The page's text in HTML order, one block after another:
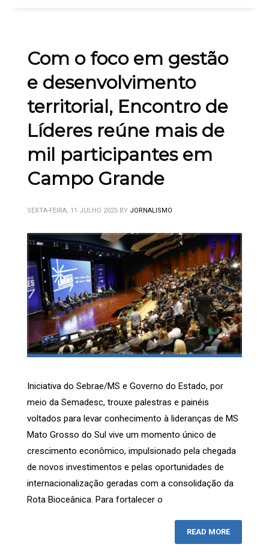
Com o foco em gestão
e desenvolvimento
territorial, Encontro de
Líderes reúne mais de
mil participantes em
Campo Grande
SEXTA-FEIRA, 11 JULHO 2025 BY JORNALISMO
Iniciativa do Sebrae/MS e Governo do Estado, por
meio da Semadesc, trouxe palestras e painéis
voltados para levar conhecimento à lideranças de MS
Mato Grosso do Sul vive um momento único de
crescimento econômico, impulsionado pela chegada
de novos investimentos e pelas oportunidades de
internacionalização geradas com a consolidação da
Rota Bioceânica. Para fortalecer o
READ MORE